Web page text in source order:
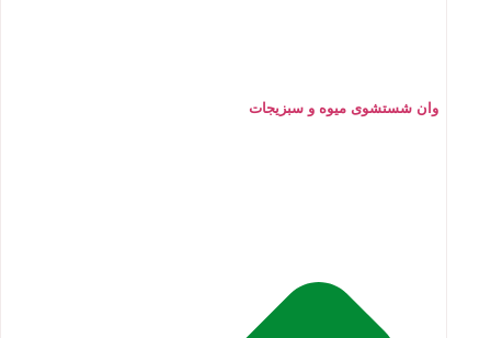
وان شستشوی میوه و سبزیجات